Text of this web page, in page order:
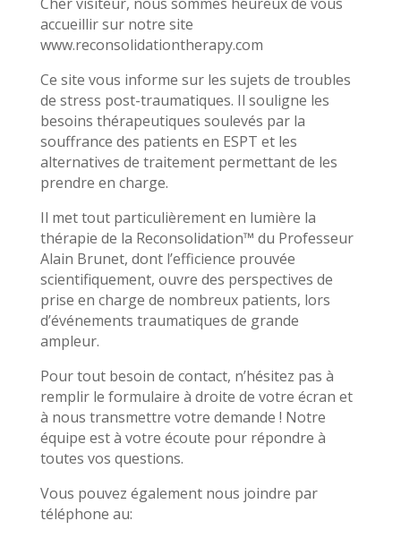
accueillir sur notre site
www.reconsolidationtherapy.com
Ce site vous informe sur les sujets de troubles
de stress post-traumatiques. Il souligne les
besoins thérapeutiques soulevés par la
souffrance des patients en ESPT et les
alternatives de traitement permettant de les
prendre en charge.
Il met tout particulièrement en lumière la
thérapie de la Reconsolidation™ du Professeur
Alain Brunet, dont l’efficience prouvée
scientifiquement, ouvre des perspectives de
prise en charge de nombreux patients, lors
d’événements traumatiques de grande
ampleur.
Pour tout besoin de contact, n’hésitez pas à
remplir le formulaire à droite de votre écran et
à nous transmettre votre demande ! Notre
équipe est à votre écoute pour répondre à
toutes vos questions.
Vous pouvez également nous joindre par
téléphone au: